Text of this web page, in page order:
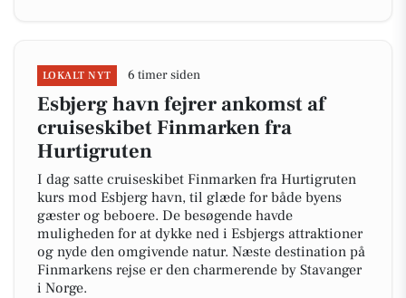
LOKALT NYT 6 timer siden
Esbjerg havn fejrer ankomst af
cruiseskibet Finmarken fra
Hurtigruten
I dag satte cruiseskibet Finmarken fra Hurtigruten
kurs mod Esbjerg havn, til glæde for både byens
gæster og beboere. De besøgende havde
muligheden for at dykke ned i Esbjergs attraktioner
og nyde den omgivende natur. Næste destination på
Finmarkens rejse er den charmerende by Stavanger
i Norge.